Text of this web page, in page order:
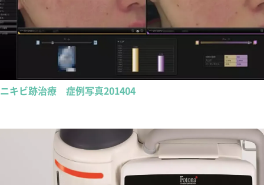
ニキビ跡治療 症例写真201404